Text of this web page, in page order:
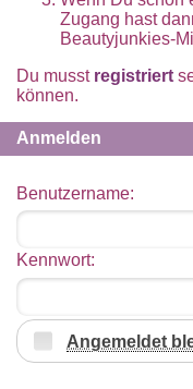
Zugang hast
Beautyjunkies-
Du musst registriert
können.
Anmelden
Benutzername:
Kennwort:
Angemeldet